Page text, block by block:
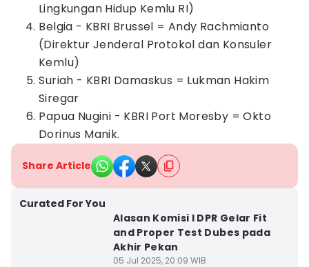
Lingkungan Hidup Kemlu RI)
⁠Belgia - KBRI Brussel = Andy Rachmianto
(Direktur Jenderal Protokol dan Konsuler
Kemlu)
⁠Suriah - KBRI Damaskus = Lukman Hakim
Siregar
⁠Papua Nugini - KBRI Port Moresby = Okto
Dorinus Manik.
Share Article
Curated For You
Alasan Komisi I DPR Gelar Fit
and Proper Test Dubes pada
Akhir Pekan
05 Jul 2025, 20:09 WIB